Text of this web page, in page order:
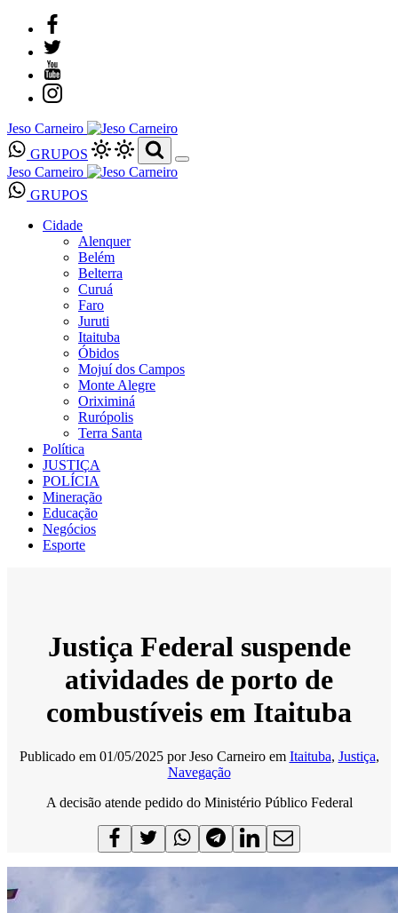
Jeso Carneiro
GRUPOS
Jeso Carneiro
GRUPOS
Cidade
Alenquer
Belém
Belterra
Curuá
Faro
Juruti
Itaituba
Óbidos
Mojuí dos Campos
Monte Alegre
Oriximiná
Rurópolis
Terra Santa
Política
JUSTIÇA
POLÍCIA
Mineração
Educação
Negócios
Esporte
Justiça Federal suspende
atividades de porto de
combustíveis em Itaituba
Publicado em 01/05/2025 porJeso Carneiro em Itaituba, Justiça,
Navegação
A decisão atende pedido do Ministério Público Federal